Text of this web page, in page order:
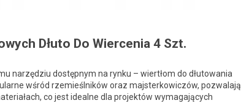
Dłuto Do Wiercenia 4 Szt.
narzędziu dostępnym na rynku – wiertłom do dłutowania
wśród rzemieślników oraz majsterkowiczów, pozwalają
co jest idealne dla projektów wymagających